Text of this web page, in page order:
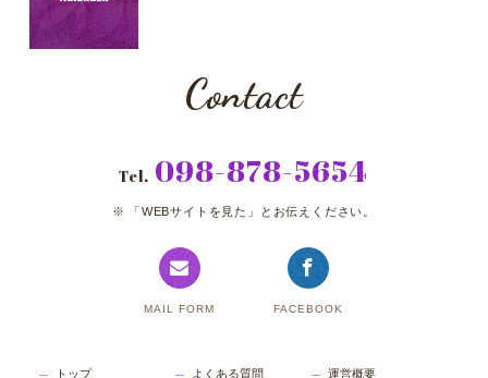
Contact
Tel. 098-878-5654
「WEBサイトを見た」とお伝えください。
MAIL FORM FACEBOOK
トップ よくある質問 運営概要